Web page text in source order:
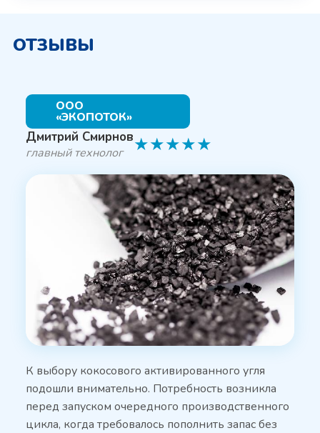
ОТЗЫВЫ
ООО
«ЭКОПОТОК»
Дмитрий Смирнов
главный технолог ★★★★★
К выбору кокосового активированного угля
подошли внимательно. Потребность возникла
перед запуском очередного производственного
цикла, когда требовалось пополнить запас без